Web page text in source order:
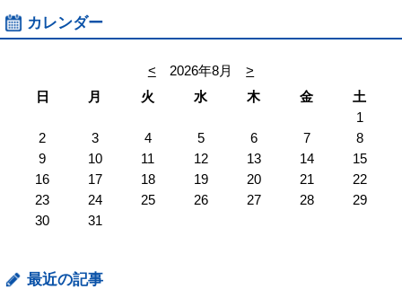
カレンダー
< 2026年8月
>
日
月 火 水 木 金
土
1
2
3 4 5 6 7
8
9
10 11 12 13 14
15
16
17 18 19 20 21
22
23
24 25 26 27 28
29
30
31
最近の記事